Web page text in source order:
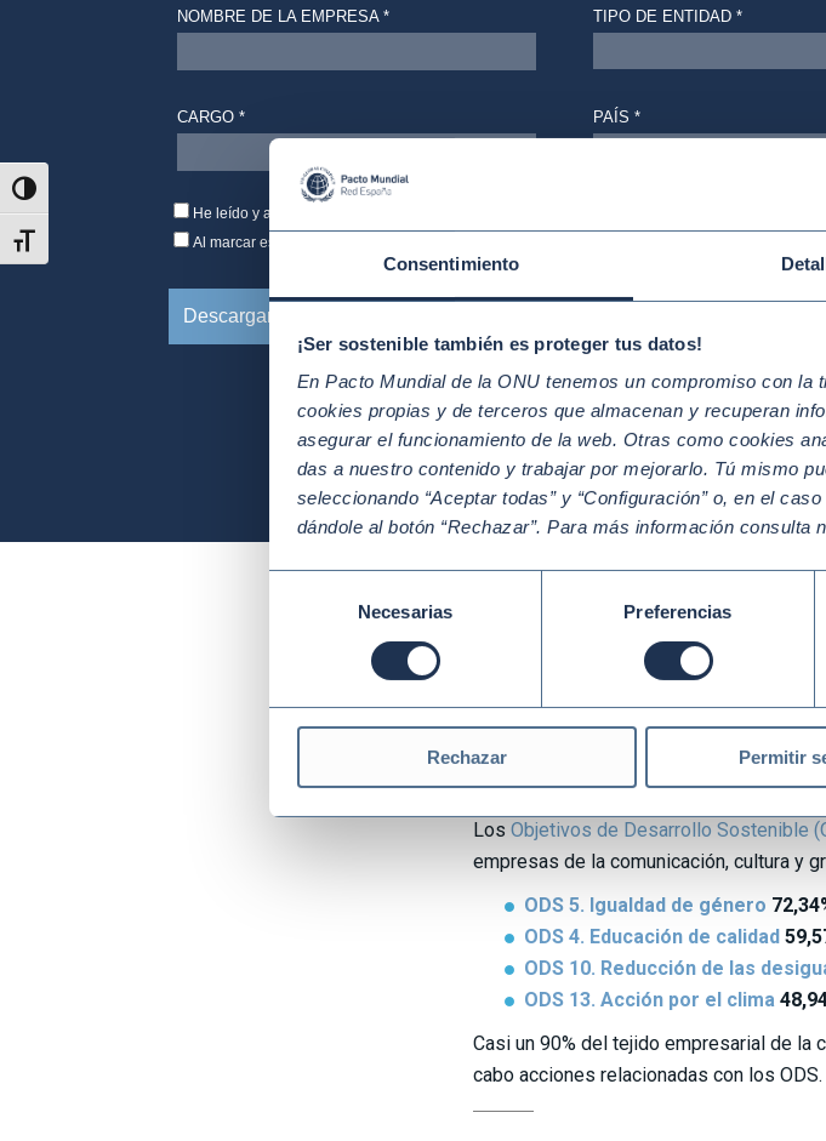
Consentimiento
¡Ser sostenible también es proteger tus datos!
En Pacto Mundial de la ONU tenemos un compromiso con
cookies propias y de terceros que almacenan y recuperan
asegurar el funcionamiento de la web. Otras como cookies
das a nuestro contenido y trabajar por mejorarlo. Tú mismo
seleccionando “Aceptar todas” y “Configuración” o, en el
dándole al botón “Rechazar”. Para más información consulta
consentimiento
Necesarias Preferencias
Rechazar Permitir
Alternar alto contraste
Alternar tamaño de letra
Objetivos de
y el sector de la
Los Objetivos de Desarrollo Sostenible
empresas de la comunicación, cultura y
ODS 5. Igualdad de género
ODS 4. Educación de calidad
ODS 10. Reducción de las
ODS 13. Acción por el clima
Casi un 90% del tejido empresarial de la
cabo acciones relacionadas con los ODS.